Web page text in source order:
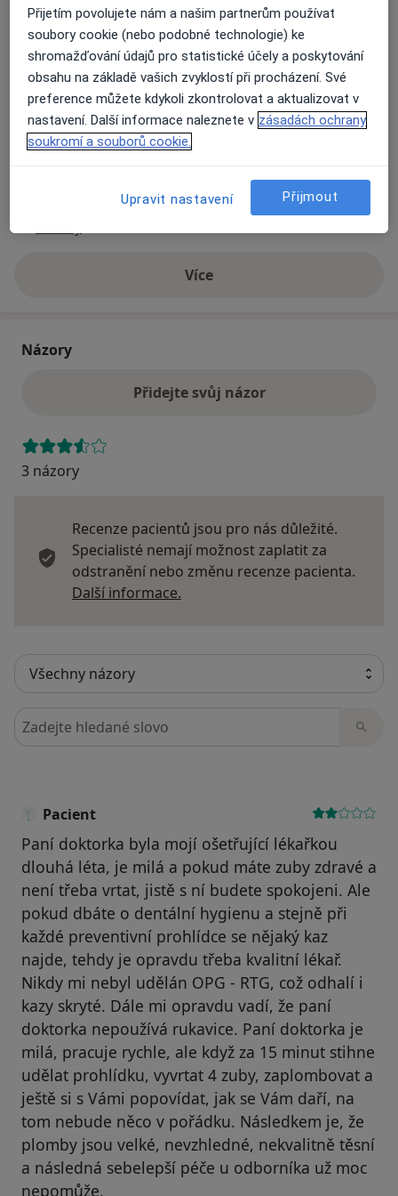
Přiblížit mapuse otevře v nové záložce
Dostupnost
Na této adrese online kalendář není aktivní
Co mám v takové situaci udělat?
Způsoby platby (soukromé návštěvy)
Na teto adrese lékař přijímá pacienty na pojišťovnu
Víceo adrese
Názory
Přidejte svůj názor
3 názory
Recenze pacientů jsou pro nás důležité.
Specialisté nemají možnost zaplatit za
odstranění nebo změnu recenze pacienta.
Další informace.
Hledejte v názorech
Pacient
Paní doktorka byla mojí ošetřující lékařkou
dlouhá léta, je milá a pokud máte zuby zdravé a
není třeba vrtat, jistě s ní budete spokojeni. Ale
pokud dbáte o dentální hygienu a stejně při
každé preventivní prohlídce se nějaký kaz
najde, tehdy je opravdu třeba kvalitní lékař.
Nikdy mi nebyl udělán OPG - RTG, což odhalí i
kazy skryté. Dále mi opravdu vadí, že paní
doktorka nepoužívá rukavice. Paní doktorka je
milá, pracuje rychle, ale když za 15 minut stihne
udělat prohlídku, vyvrtat 4 zuby, zaplombovat a
ještě si s Vámi popovídat, jak se Vám daří, na
tom nebude něco v pořádku. Následkem je, že
plomby jsou velké, nevzhledné, nekvalitně těsní
a následná sebelepší péče u odborníka už moc
nepomůže.
Přijetím povolujete nám a našim partnerům používat
soubory cookie (nebo podobné technologie) ke
shromažďování údajů pro statistické účely a poskytování
obsahu na základě vašich zvyklostí při procházení. Své
preference můžete kdykoli zkontrolovat a aktualizovat v
nastavení. Další informace naleznete v zásadách ochrany
soukromí a souborů cookie.
Upravit nastavení Přijmout